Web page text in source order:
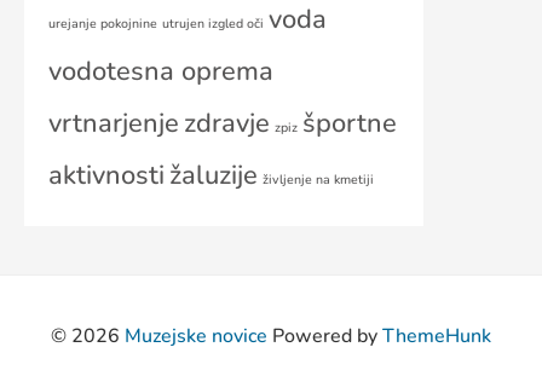
urejanje pokojnine utrujen izgled oči voda
vodotesna oprema
vrtnarjenje zdravje zpiz športne
aktivnosti žaluzije življenje na kmetiji
© 2026 Muzejske novice Powered byThemeHunk